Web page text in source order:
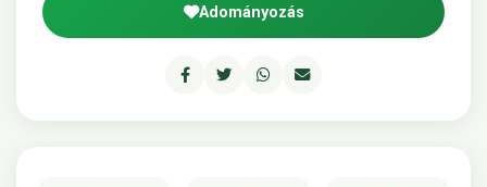
Adományozás